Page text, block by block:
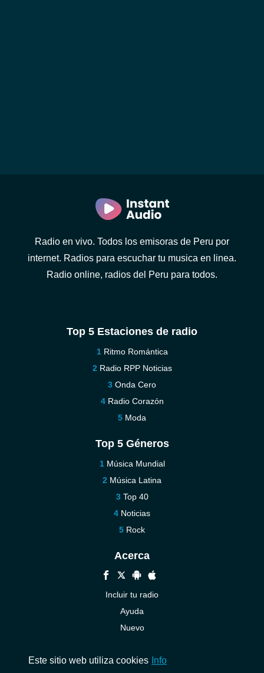
Radio en vivo. Todos los emisoras de Peru por
internet. Radios para escuchar tu musica en linea.
Radio online, radios del Peru para todos.
Top 5 Estaciones de radio
Ritmo Romántica
Radio RPP Noticias
Onda Cero
Radio Corazón
Moda
Top 5 Géneros
Música Mundial
Música Latina
Top 40
Noticias
Rock
Acerca
Incluir tu radio
Ayuda
Nuevo
Este sitio web utiliza cookies Info